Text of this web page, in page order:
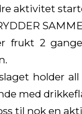
aktivitet
frukt 2
holder
med
til nok en